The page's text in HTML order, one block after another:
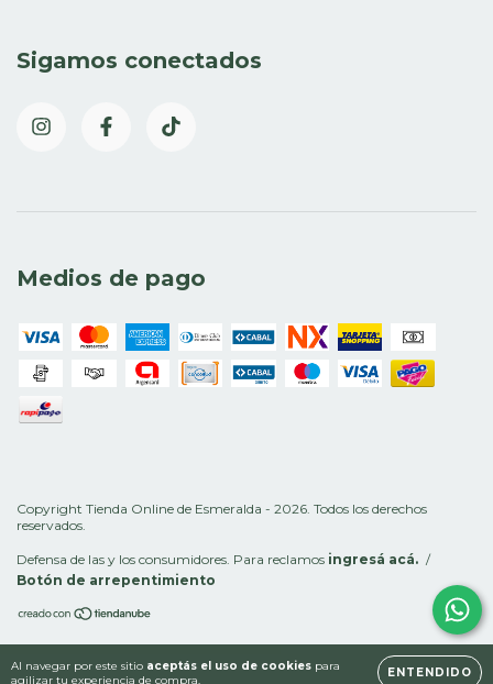
Al navegar por este sitio aceptás el uso de cookies para
agilizar tu experiencia de compra.
ENTENDIDO
Sigamos conectados
Medios de pago
Copyright Tienda Online de Esmeralda - 2026. Todos los derechos
reservados.
Defensa de las y los consumidores. Para reclamos ingresá acá. /
Botón de arrepentimiento